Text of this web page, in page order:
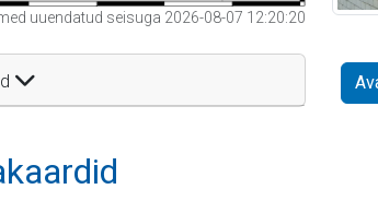
uuendatud seisuga 2026-08-07 12:20:20